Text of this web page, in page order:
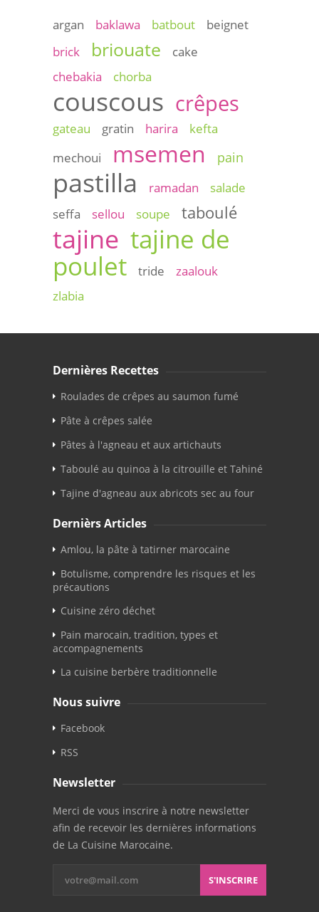
argan baklawa batbout
beignet
brick
briouate
cake
chebakia
chorba
couscous crêpes
gateau gratin harira
kefta
mechoui
msemen pain
pastilla ramadan
salade
seffa
sellou soupe taboulé
tajine tajine de
poulet
tride
zaalouk
zlabia
Dernières Recettes
Roulades de crêpes au saumon fumé
Pâte à crêpes salée
Pâtes à l'agneau et aux artichauts
Taboulé au quinoa à la citrouille et Tahiné
Tajine d'agneau aux abricots sec au four
Dernièrs Articles
Amlou, la pâte à tatirner marocaine
Botulisme, comprendre les risques et les
précautions
Cuisine zéro déchet
Pain marocain, tradition, types et
accompagnements
La cuisine berbère traditionnelle
Nous suivre
Facebook
RSS
Newsletter
Merci de vous inscrire à notre newsletter
afin de recevoir les dernières informations
de La Cuisine Marocaine.
S'INSCRIRE